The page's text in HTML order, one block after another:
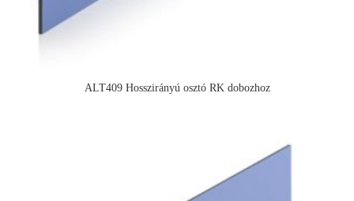
ALT409 Hosszirányú osztó RK dobozhoz